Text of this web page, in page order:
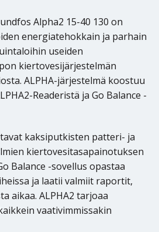
Alpha2 15-40 130 on
energiatehokkain ja parhain
useiden
kiertovesijärjestelmän
ALPHA-järjestelmä koostuu
Readeristä ja Go Balance -
kaksiputkisten patteri- ja
kiertovesitasapainotuksen
Balance -sovellus opastaa
ja laatii valmiit raportit,
aikaa. ALPHA2 tarjoaa
vaativimmissakin